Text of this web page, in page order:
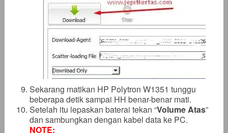
Sekarang matikan HP Polytron W1351 tunggu
beberapa detik sampai HH benar-benar mati.
Setelah itu lepaskan baterai tekan “Volume Atas”
dan sambungkan dengan kabel data ke PC.
NOTE: